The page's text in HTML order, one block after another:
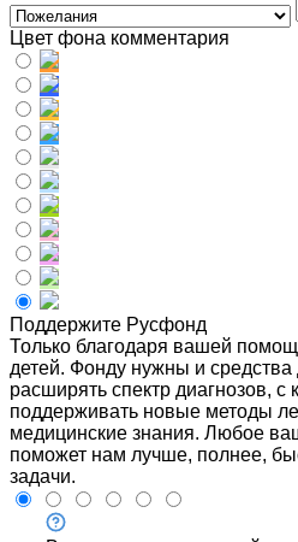
Цвет фона комментария
Поддержите Русфонд
Только благодаря вашей
детей. Фонду нужны и
расширять спектр диагнозов,
поддерживать новые методы
медицинские знания. Любое
поможет нам лучше, полнее,
задачи.